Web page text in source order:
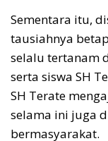
Sementara itu,
tausiahnya
selalu tertanam
serta siswa SH
SH Terate
selama ini juga
bermasyarakat.